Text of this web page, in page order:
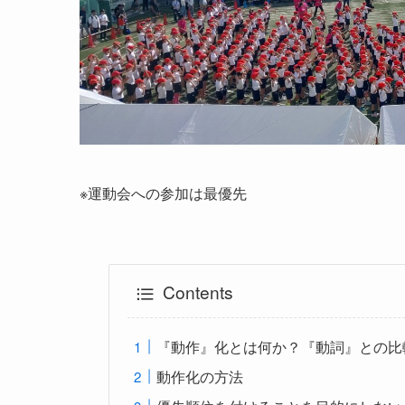
※運動会への参加は最優先
Contents
『動作』化とは何か？『動詞』との
動作化の方法